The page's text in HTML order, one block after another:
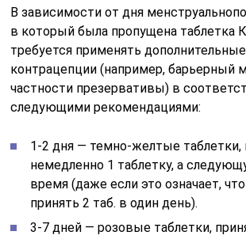
В зависимости от дня
в который была пропущена таблетка
требуется применять
контрацепции (например, барьерный
частности презервативы) в
следующими рекомендациями:
1-2 дня — темно-желтые таблетки,
немедленно 1 таблетку, а
время (даже если это означает,
принять 2 таб. в один день).
3-7 дней — розовые таблетки,